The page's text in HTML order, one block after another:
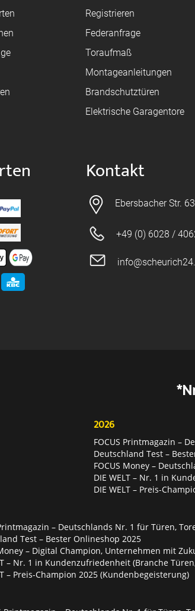
Registrieren
Federanfrage
Toraufmaß
Montageanleitungen
Brandschutztüren
Elektrische Garagentore
Kontakt
Ebersbacher Str.
+49 (0) 6028 /
2026
FOCUS Printmagazin –
Deutschland Test –
FOCUS Money –
DIE WELT – Nr. 1 in
DIE WELT – Preis-
– Deutschlands Nr. 1 für Türen,
Test – Bester Onlineshop 2025
– Digital Champion, Unternehmen mit
– Nr. 1 in Kundenzufriedenheit (Branche
– Preis-Champion 2025 (Kundenbegeisterung)